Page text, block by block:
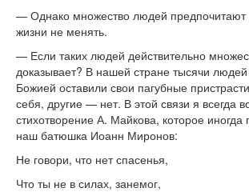
— Однако множество людей предпочитают
жизни не менять.
— Если таких людей действительно
доказывает? В нашей стране тысячи
Божией оставили свои пагубные
себя, другие — нет. В этой связи я всегда
стихотворение А. Майкова, которое иногда
наш батюшка Иоанн Миронов:
Не говори, что нет спасенья,
Что ты не в силах, занемог,